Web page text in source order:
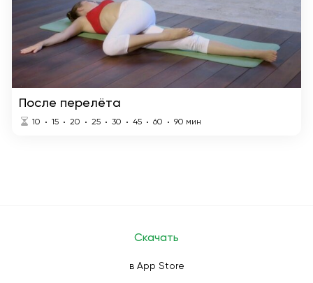
После перелёта
10 15 20 25 30 45 60 90 мин
Скачать
в App Store